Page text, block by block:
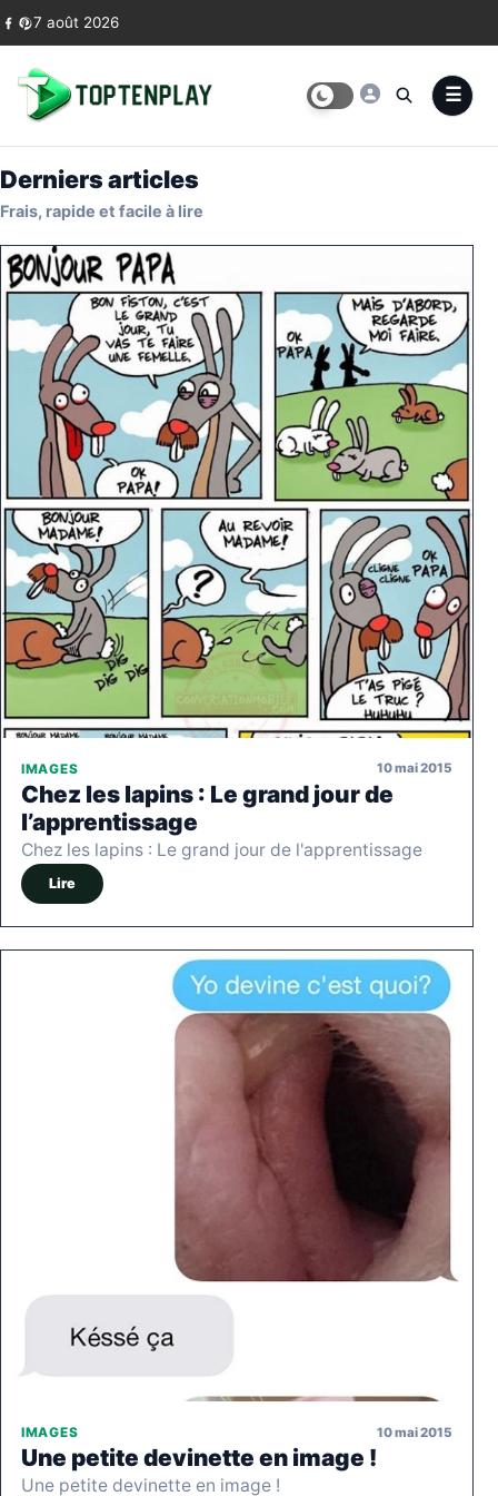
Skip to content
7 août 2026
Derniers articles
Frais, rapide et facile à lire
IMAGES 10 mai 2015
Chez les lapins : Le grand jour de
l’apprentissage
Chez les lapins : Le grand jour de l'apprentissage
Lire
IMAGES 10 mai 2015
Une petite devinette en image !
Une petite devinette en image !